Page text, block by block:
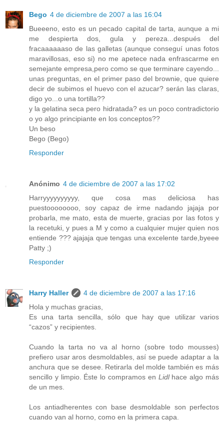
Bego 4 de diciembre de 2007 a las 16:04
Bueeeno, esto es un pecado capital de tarta, aunque a mi
me despierta dos, gula y pereza...después del
fracaaaaaaso de las galletas (aunque conseguí unas fotos
maravillosas, eso si) no me apetece nada enfrascarme en
semejante empresa,pero como se que terminare cayendo...
unas preguntas, en el primer paso del brownie, que quiere
decir de subimos el huevo con el azucar? serán las claras,
digo yo...o una tortilla??
y la gelatina seca pero hidratada? es un poco contradictorio
o yo algo principiante en los conceptos??
Un beso
Bego (Bego)
Responder
Anónimo 4 de diciembre de 2007 a las 17:02
Harryyyyyyyyyy, que cosa mas deliciosa has
puestoooooooo, soy capaz de irme nadando jajaja por
probarla, me mato, esta de muerte, gracias por las fotos y
la recetuki, y pues a M y como a cualquier mujer quien nos
entiende ??? ajajaja que tengas una excelente tarde,byeee
Patty ;)
Responder
Harry Haller
4 de diciembre de 2007 a las 17:16
Hola y muchas gracias,
Es una tarta sencilla, sólo que hay que utilizar varios
“cazos” y recipientes.
Cuando la tarta no va al horno (sobre todo mousses)
prefiero usar aros desmoldables, así se puede adaptar a la
anchura que se desee. Retirarla del molde también es más
sencillo y limpio. Éste lo compramos en Lidlhace algo más
de un mes.
Los antiadherentes con base desmoldable son perfectos
cuando van al horno, como en la primera capa.